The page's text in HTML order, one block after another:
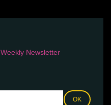
Weekly Newsletter
OK